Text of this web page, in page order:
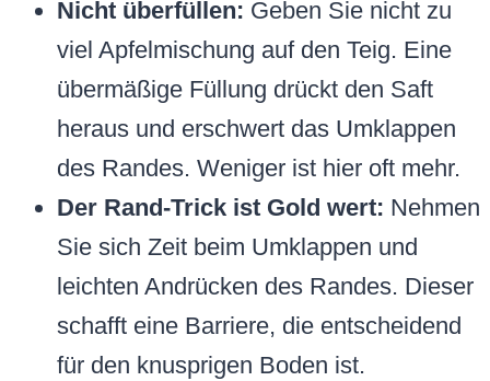
Nicht überfüllen: Geben Sie nicht zu
viel Apfelmischung auf den Teig. Eine
übermäßige Füllung drückt den Saft
heraus und erschwert das Umklappen
des Randes. Weniger ist hier oft mehr.
Der Rand-Trick ist Gold wert: Nehmen
Sie sich Zeit beim Umklappen und
leichten Andrücken des Randes. Dieser
schafft eine Barriere, die entscheidend
für den knusprigen Boden ist.